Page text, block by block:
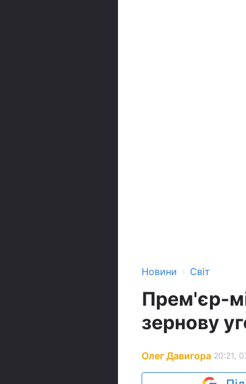
Новини › Світ
Прем'єр-
зернову
Олег Давигора 20:21,